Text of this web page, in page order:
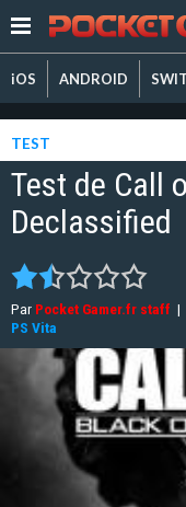
iOS ANDROID
TEST
Test de Call
Declassified
Par Pocket Gamer.fr staff |
PS Vita